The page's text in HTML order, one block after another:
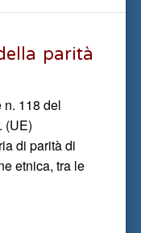
parità
118 del
(UE)
di parità di
etnica, tra le